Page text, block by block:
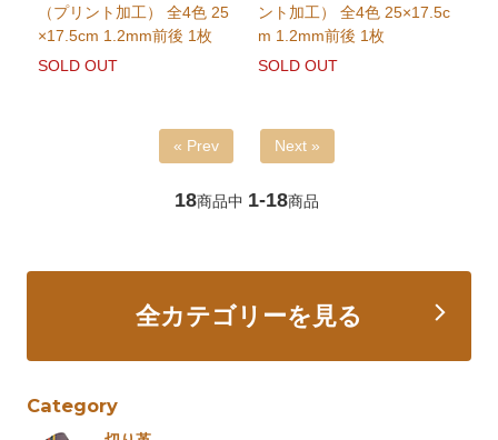
（プリント加工） 全4色 25
×17.5cm 1.2mm前後 1枚
SOLD OUT
ント加工） 全4色 25×17.5c
m 1.2mm前後 1枚
SOLD OUT
« Prev Next »
18商品中 1-18商品
全カテゴリーを見る
Category